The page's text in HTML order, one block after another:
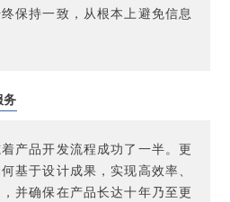
保持一致，从根本上避免信息
务
产品开发流程成功了一半。更
基于设计成果，实现高效率、
并确保在产品长达十年乃至更